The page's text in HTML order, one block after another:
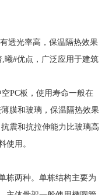
透光率高，保温隔热效果
曦#优点，广泛应用于建筑
PC板，使用寿命一般在
膜和玻璃，保温隔热效果
震和抗拉伸能力比玻璃高
使用。
栋两种。单栋结构主要为